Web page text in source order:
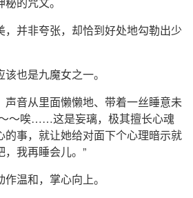
，并非夸张，却恰到好处地勾勒出少
也是九魔女之一。
声音从里面懒懒地、带着一丝睡意未
～唉……这是妄璃，极其擅长心魂
的事，就让她给对面下个心理暗示就
我再睡会儿。”
温和，掌心向上。